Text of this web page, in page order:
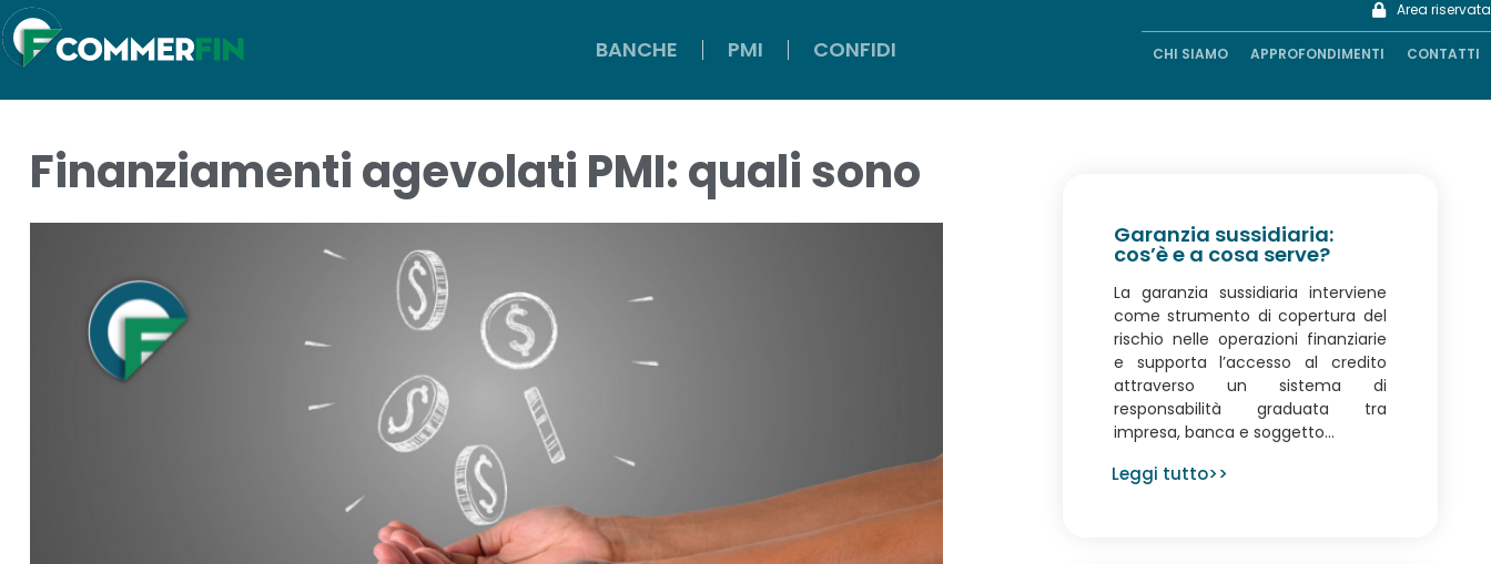
BANCHE PMI CONFIDI
Area riservata
CHI SIAMO APPROFONDIMENTI CONTATTI
BANCHE PMI CONFIDI
Area riservata
CHI SIAMO APPROFONDIMENTI CONTATTI
Finanziamenti agevolati PMI: quali sono
Garanzia sussidiaria:
cos’è e a cosa serve?
La garanzia sussidiaria interviene
come strumento di copertura del
rischio nelle operazioni finanziarie
e supporta l’accesso al credito
attraverso un sistema di
responsabilità graduata tra
impresa, banca e soggetto...
Leggi tutto>>